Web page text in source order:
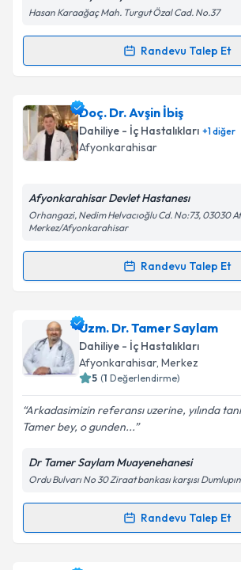
Metni'ni okudum ve kişisel
kapsamda işlenmesini kabul
Hasan Karaağaç Mah. Turgut Özal Cad. No.37
Randevu Talep Et
Randevu Takvimi Talebi
Doç. Dr. Mustafa Öztürk
oluşturun. Size bu uzmandan randevu
takvim hazırlandığında e-posta ile
Kişisel verilerimin işlenmesine
'ni okudum ve kişisel
kapsamda işlenmesini kabul
Takvim Talebini
Doç. Dr. Avşin İbiş
Dahiliye - İç Hastalıkları +1diğer
Afyonkarahisar
Afyonkarahisar Devlet Hastanesı
Orhangazi, Nedim Helvacıoğlu Cd. No:73, 03030
Merkez/Afyonkarahisar
Randevu Talep Et
Randevu Takvimi Talebi
Doç. Dr. Avşin İbişiçin randevu
oluşturun. Size bu uzmandan randevu
takvim hazırlandığında e-posta ile
Kişisel verilerimin işlenmesine
Metni'ni okudum ve kişisel
kapsamda işlenmesini kabul
Uzm. Dr. Tamer Saylam
Dahiliye - İç Hastalıkları
Afyonkarahisar, Merkez
5 (1 Değerlendirme)
Arkadasimizin referansı uzerine, yılında
Tamer bey, o gunden...
Dr Tamer Saylam Muayenehanesi
Ordu Bulvarı No 30 Ziraat bankası karşısı
Randevu Talep Et
Randevu Takvimi Talebi